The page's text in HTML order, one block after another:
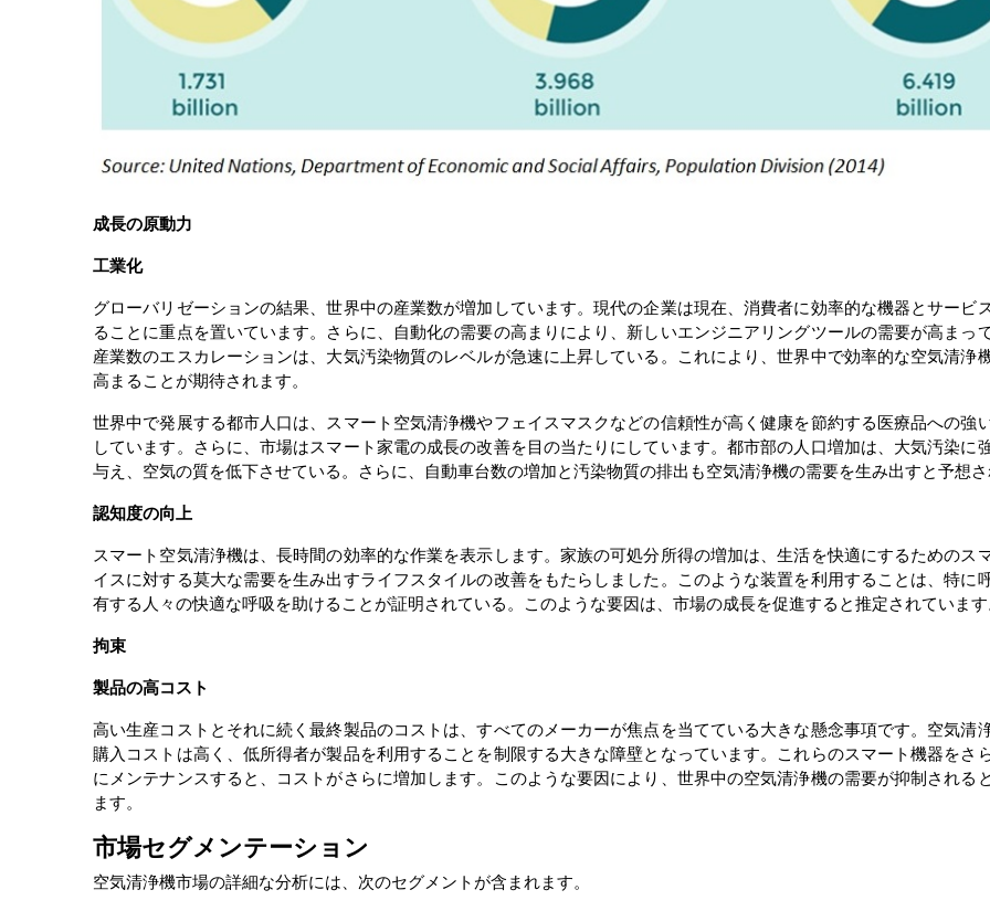
成長の原動力
工業化
グローバリゼーションの結果、世界中の産業数が増加しています。現代の企業は現在、消費者に効率的な機器とサービ
ることに重点を置いています。さらに、自動化の需要の高まりにより、新しいエンジニアリングツールの需要が高まって
産業数のエスカレーションは、大気汚染物質のレベルが急速に上昇している。これにより、世界中で効率的な空気清浄
高まることが期待されます。
世界中で発展する都市人口は、スマート空気清浄機やフェイスマスクなどの信頼性が高く健康を節約する医療品への強
しています。さらに、市場はスマート家電の成長の改善を目の当たりにしています。都市部の人口増加は、大気汚染に
与え、空気の質を低下させている。さらに、自動車台数の増加と汚染物質の排出も空気清浄機の需要を生み出すと予想さ
認知度の向上
スマート空気清浄機は、長時間の効率的な作業を表示します。家族の可処分所得の増加は、生活を快適にするためのス
イスに対する莫大な需要を生み出すライフスタイルの改善をもたらしました。このような装置を利用することは、特に
有する人々の快適な呼吸を助けることが証明されている。このような要因は、市場の成長を促進すると推定されています
拘束
製品の高コスト
高い生産コストとそれに続く最終製品のコストは、すべてのメーカーが焦点を当てている大きな懸念事項です。空気清
購入コストは高く、低所得者が製品を利用することを制限する大きな障壁となっています。これらのスマート機器をさ
にメンテナンスすると、コストがさらに増加します。このような要因により、世界中の空気清浄機の需要が抑制される
ます。
市場セグメンテーション
空気清浄機市場の詳細な分析には、次のセグメントが含まれます。